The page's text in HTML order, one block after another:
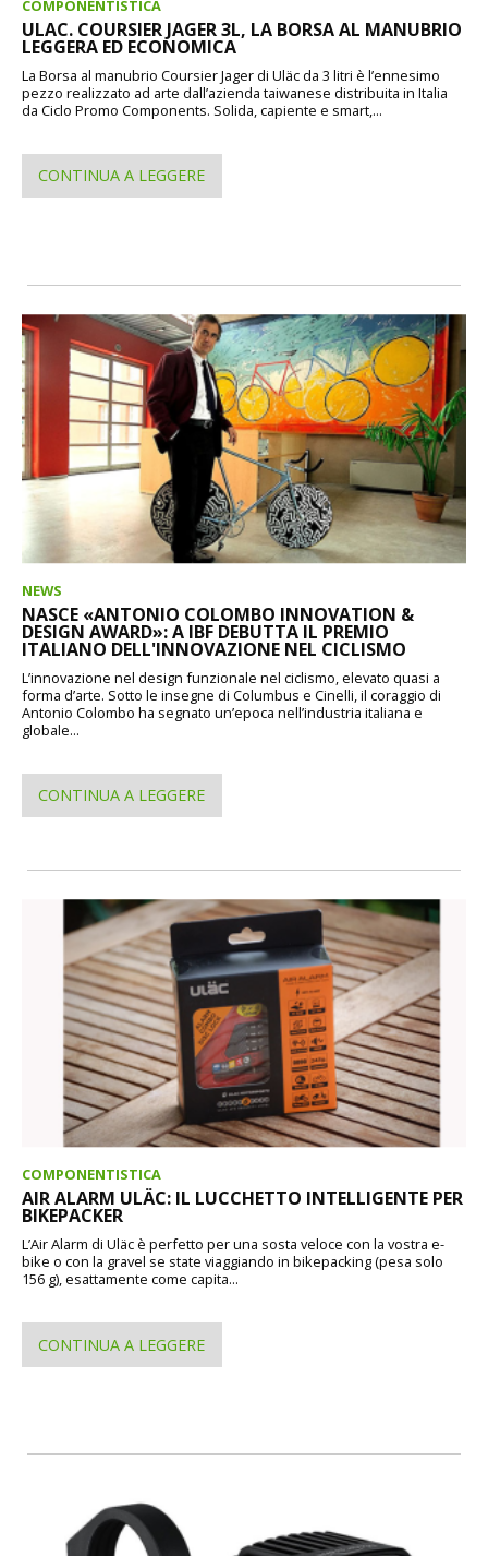
COMPONENTISTICA
ULAC. COURSIER JAGER 3L, LA BORSA AL MANUBRIO
LEGGERA ED ECONOMICA
La Borsa al manubrio Coursier Jager di Uläc da 3 litri è l’ennesimo
pezzo realizzato ad arte dall’azienda taiwanese distribuita in Italia
da Ciclo Promo Components. Solida, capiente e smart,...
CONTINUA A LEGGERE
NEWS
NASCE «ANTONIO COLOMBO INNOVATION &
DESIGN AWARD»: A IBF DEBUTTA IL PREMIO
ITALIANO DELL'INNOVAZIONE NEL CICLISMO
L’innovazione nel design funzionale nel ciclismo, elevato quasi a
forma d’arte. Sotto le insegne di Columbus e Cinelli, il coraggio di
Antonio Colombo ha segnato un’epoca nell’industria italiana e
globale...
CONTINUA A LEGGERE
COMPONENTISTICA
AIR ALARM ULÄC: IL LUCCHETTO INTELLIGENTE PER
BIKEPACKER
L’Air Alarm di Uläc è perfetto per una sosta veloce con la vostra e-
bike o con la gravel se state viaggiando in bikepacking (pesa solo
156 g), esattamente come capita...
CONTINUA A LEGGERE